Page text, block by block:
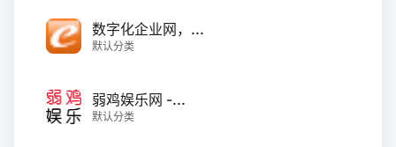
数字化企业网，...
默认分类
弱鸡娱乐网 -...
默认分类